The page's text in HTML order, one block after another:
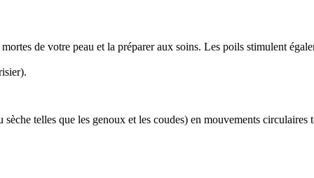
de votre peau et la préparer aux soins. Les poils stimulent
sèche telles que les genoux et les coudes) en mouvements